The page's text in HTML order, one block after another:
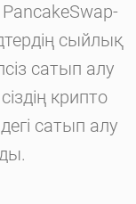
PancakeSwap-
сыйлық
сатып алу
крипто
сатып алу